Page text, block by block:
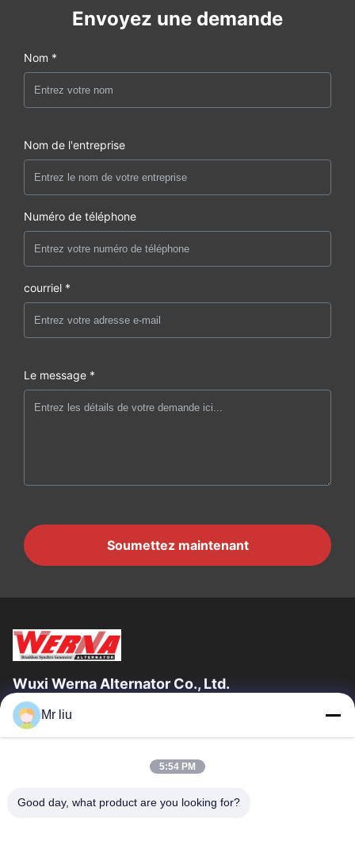
Envoyez une demande
Nom *
Nom de l'entreprise
Numéro de téléphone
courriel *
Le message *
Soumettez maintenant
Wuxi Werna Alternator Co., Ltd.
Liens Rapides
À Propos De Nous
Visite De L'usine
Contrôle De La Qualité
Mr liu
5:54 PM
Good day, what product are you looking for?